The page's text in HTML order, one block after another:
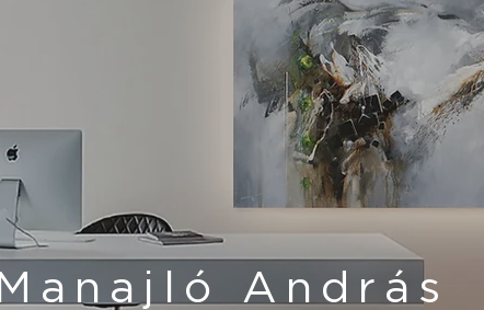
Manajló András